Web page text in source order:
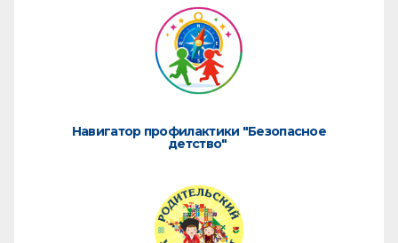
Навигатор профилактики "Безопасное
детство"